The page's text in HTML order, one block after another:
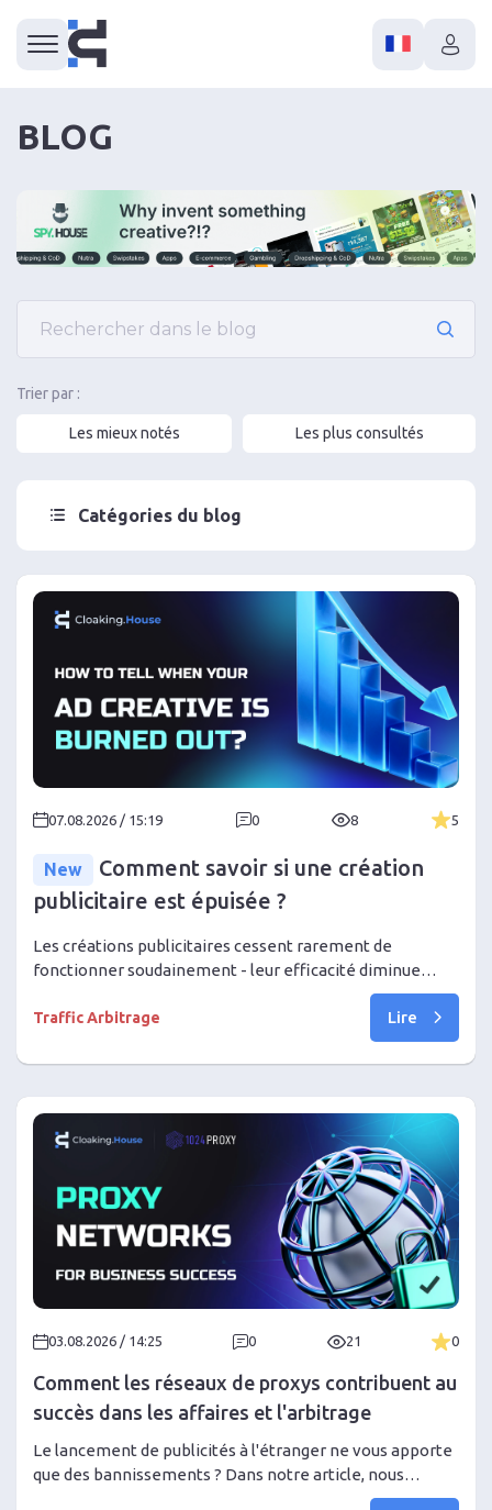
BLOG
Trier par :
Les mieux notés Les plus consultés
Catégories du blog
07.08.2026 / 15:19 0 8 5
New
Comment savoir si une création
publicitaire est épuisée ?
Les créations publicitaires cessent rarement de
fonctionner soudainement - leur efficacité diminue
généralement de manière progressive. Nous expliquons
comment identifier la fatigue créative grâce au CTR, à la
Frequency, au CPA et à l’engagement, la distinguer des
problèmes de trafic ou de modération et lancer la
budget.
Traffic Arbitrage Lire
03.08.2026 / 14:25 0 21 0
Comment les réseaux de proxys contribuent au
succès dans les affaires et l'arbitrage
Le lancement de publicités à l'étranger ne vous apporte
que des bannissements ? Dans notre article, nous
expliquons comment les réseaux de proxys sauvent les